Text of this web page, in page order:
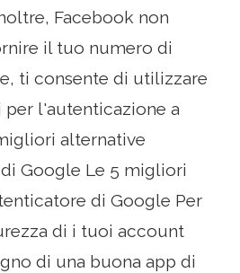
Facebook non
il tuo numero di
ti consente di utilizzare
l'autenticazione a
alternative
Google Le 5 migliori
di Google Per
di i tuoi account
di una buona app di